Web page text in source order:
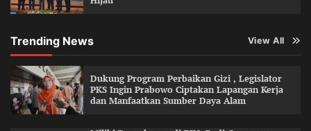
Trending News View All
Dukung Program Perbaikan Gizi , Legislator
PKS Ingin Prabowo Ciptakan Lapangan Kerja
dan Manfaatkan Sumber Daya Alam